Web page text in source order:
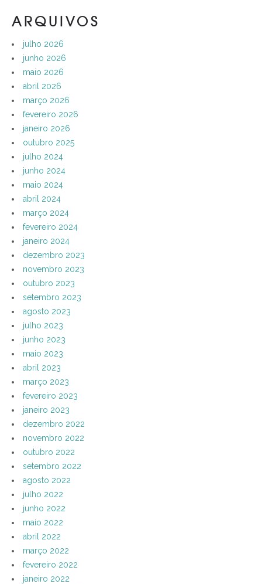
ARQUIVOS
julho 2026
junho 2026
maio 2026
abril 2026
março 2026
fevereiro 2026
janeiro 2026
outubro 2025
julho 2024
junho 2024
maio 2024
abril 2024
março 2024
fevereiro 2024
janeiro 2024
dezembro 2023
novembro 2023
outubro 2023
setembro 2023
agosto 2023
julho 2023
junho 2023
maio 2023
abril 2023
março 2023
fevereiro 2023
janeiro 2023
dezembro 2022
novembro 2022
outubro 2022
setembro 2022
agosto 2022
julho 2022
junho 2022
maio 2022
abril 2022
março 2022
fevereiro 2022
janeiro 2022